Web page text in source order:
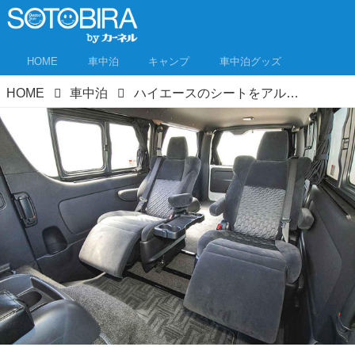
HOME 車中泊 キャンプ 車中泊グッズ
HOME 車中泊 ハイエースのシートをアルヴェル用に交換！ 超快適仕様になるキットが登場！